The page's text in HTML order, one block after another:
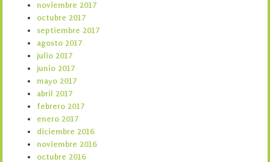
noviembre 2017
octubre 2017
septiembre 2017
agosto 2017
julio 2017
junio 2017
mayo 2017
abril 2017
febrero 2017
enero 2017
diciembre 2016
noviembre 2016
octubre 2016